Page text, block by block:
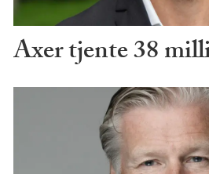
Axer tjente 38